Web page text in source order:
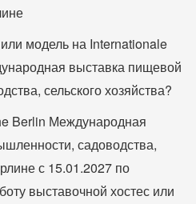
модель на Internationale
выставка пищевой
сельского хозяйства?
Berlin Международная
садоводства,
с 15.01.2027 по
выставочной хостес или